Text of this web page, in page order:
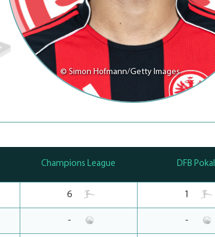
© Simon Hofmann/Getty Images
Champions League DFB Pokal
6 1
- -